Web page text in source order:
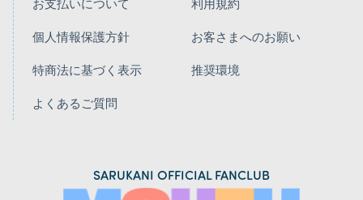
お支払いについて 利用規約
個人情報保護方針 お客さまへのお願い
特商法に基づく表示 推奨環境
よくあるご質問
SARUKANI OFFICIAL FANCLUB